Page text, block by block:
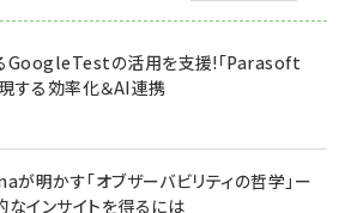
GoogleTestの活用を支援!「Parasoft
する効率化＆AI連携
が明かす「オブザーバビリティの哲学」ー
インサイトを得るには